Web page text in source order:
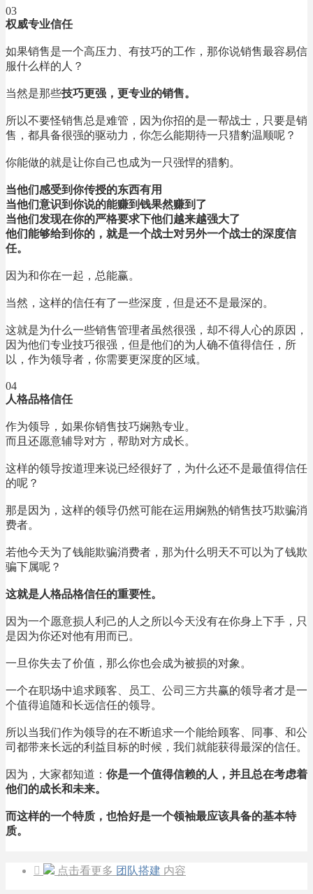
03
权威专业信任
如果销售是一个高压力、有技巧的工作，那你说销售最容易信
服什么样的人？
当然是那些技巧更强，更专业的销售。
所以不要怪销售总是难管，因为你招的是一帮战士，只要是销
售，都具备很强的驱动力，你怎么能期待一只猎豹温顺呢？
你能做的就是让你自己也成为一只强悍的猎豹。
当他们感受到你传授的东西有用
当他们意识到你说的能赚到钱果然赚到了
当他们发现在你的严格要求下他们越来越强大了
他们能够给到你的，就是一个战士对另外一个战士的深度信
任。
因为和你在一起，总能赢。
当然，这样的信任有了一些深度，但是还不是最深的。
这就是为什么一些销售管理者虽然很强，却不得人心的原因，
因为他们专业技巧很强，但是他们的为人确不值得信任，所
以，作为领导者，你需要更深度的区域。
04
人格品格信任
作为领导，如果你销售技巧娴熟专业。
而且还愿意辅导对方，帮助对方成长。
这样的领导按道理来说已经很好了，为什么还不是最值得信任
的呢？
那是因为，这样的领导仍然可能在运用娴熟的销售技巧欺骗消
费者。
若他今天为了钱能欺骗消费者，那为什么明天不可以为了钱欺
骗下属呢？
这就是人格品格信任的重要性。
因为一个愿意损人利己的人之所以今天没有在你身上下手，只
是因为你还对他有用而已。
一旦你失去了价值，那么你也会成为被损的对象。
一个在职场中追求顾客、员工、公司三方共赢的领导者才是一
个值得追随和长远信任的领导。
所以当我们作为领导的在不断追求一个能给顾客、同事、和公
司都带来长远的利益目标的时候，我们就能获得最深的信任。
因为，大家都知道： 你是一个值得信赖的人，并且总在考虑着
他们的成长和未来。
而这样的一个特质，也恰好是一个领袖最应该具备的基本特
质。
 点击看更多 团队搭建 内容